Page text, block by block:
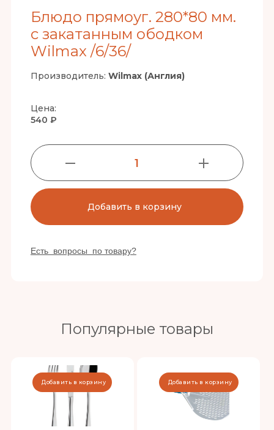
Блюдо прямоуг. 280*80 мм.
с закатанным ободком
Wilmax /6/36/
Производитель: Wilmax (Англия)
Цена:
540 ₽
1
Добавить в корзину
Есть вопросы по товару?
Популярные товары
Добавить в корзину Добавить в корзину